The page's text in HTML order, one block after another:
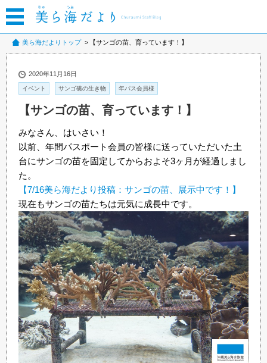
美ら海だよりトップ 【サンゴの苗、育っています！】
2020年11月16日
イベント サンゴ礁の生き物 年パス会員様
【サンゴの苗、育っています！】
みなさん、はいさい！
以前、年間パスポート会員の皆様に送っていただいた土
台にサンゴの苗を固定してからおよそ3ヶ月が経過しまし
た。
【7/16美ら海だより投稿：サンゴの苗、展示中です！】
現在もサンゴの苗たちは元気に成長中です。